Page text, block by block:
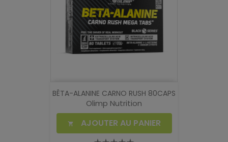
BÊTA-ALANINE CARNO RUSH 80CAPS
Olimp Nutrition
 AJOUTER AU PANIER